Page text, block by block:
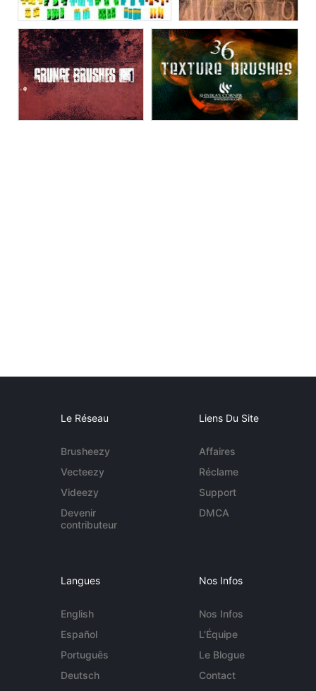
Le Réseau
Brusheezy
Vecteezy
Videezy
Devenir
contributeur
Liens Du Site
Affaires
Réclame
Support
DMCA
Langues
English
Español
Português
Deutsch
Nos Infos
Nos Infos
L'Équipe
Le Blogue
Contact